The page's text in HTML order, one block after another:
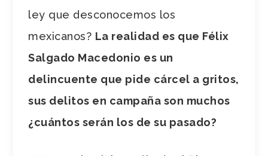
ley que desconocemos los
mexicanos? La realidad es que Félix
Salgado Macedonio es un
delincuente que pide cárcel a gritos,
sus delitos en campaña son muchos
¿cuántos serán los de su pasado?